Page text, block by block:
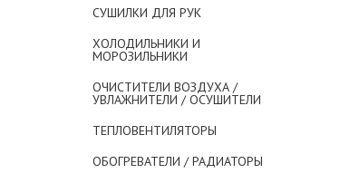
СУШИЛКИ ДЛЯ РУК
ХОЛОДИЛЬНИКИ И
МОРОЗИЛЬНИКИ
ОЧИСТИТЕЛИ ВОЗДУХА /
УВЛАЖНИТЕЛИ / ОСУШИТЕЛИ
ТЕПЛОВЕНТИЛЯТОРЫ
ОБОГРЕВАТЕЛИ / РАДИАТОРЫ